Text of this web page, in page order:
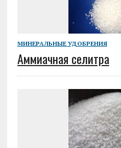
МИНЕРАЛЬНЫЕ УДОБРЕНИЯ
Аммиачная селитра